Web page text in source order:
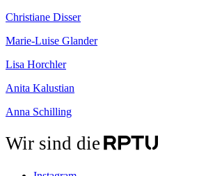
Christiane Disser
Marie-Luise Glander
Lisa Horchler
Anita Kalustian
Anna Schilling
Wir sind die